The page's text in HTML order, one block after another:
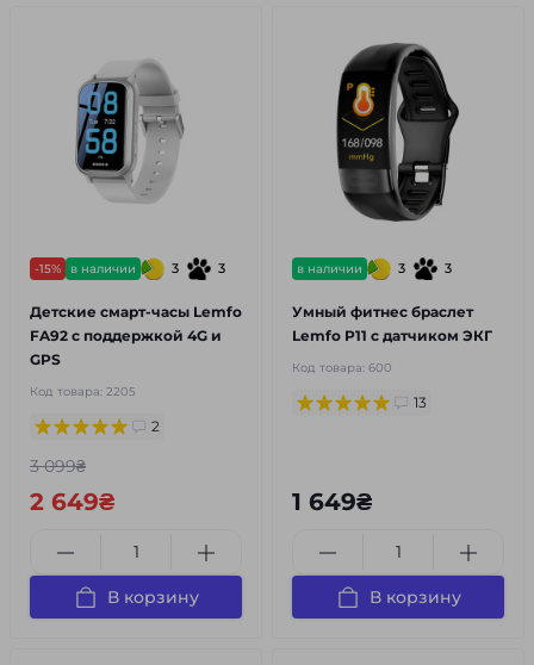
-15% в наличии 3 3
Детские смарт-часы Lemfo
FA92 c поддержкой 4G и
GPS
Код товара: 2205
2
3 099₴
2 649₴
В корзину
в наличии 3 3
Умный фитнес браслет
Lemfo P11 с датчиком ЭКГ
Код товара: 600
13
1 649₴
В корзину